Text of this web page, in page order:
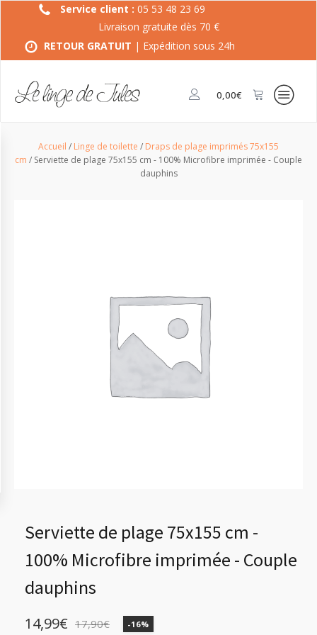
Service client : 05 53 48 23 69
Livraison gratuite dès 70 €
RETOUR GRATUIT | Expédition sous 24h
0,00€
Accueil / Linge de toilette / Draps de plage imprimés 75x155
cm / Serviette de plage 75x155 cm - 100% Microfibre imprimée - Couple
dauphins
Serviette de plage 75x155 cm -
100% Microfibre imprimée - Couple
dauphins
17,90€
14,99€ -16%